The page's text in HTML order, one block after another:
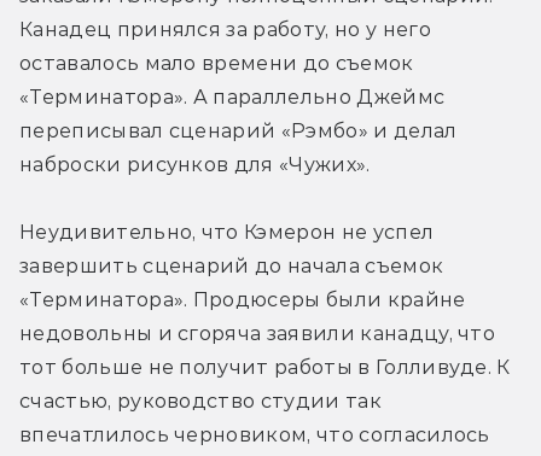
Канадец принялся за работу, но у него
оставалось мало времени до съемок
«Терминатора». А параллельно Джеймс
переписывал сценарий «Рэмбо» и делал
наброски рисунков для «Чужих».
Неудивительно, что Кэмерон не успел
завершить сценарий до начала съемок
«Терминатора». Продюсеры были крайне
недовольны и сгоряча заявили канадцу, что
тот больше не получит работы в Голливуде. К
счастью, руководство студии так
впечатлилось черновиком, что согласилось